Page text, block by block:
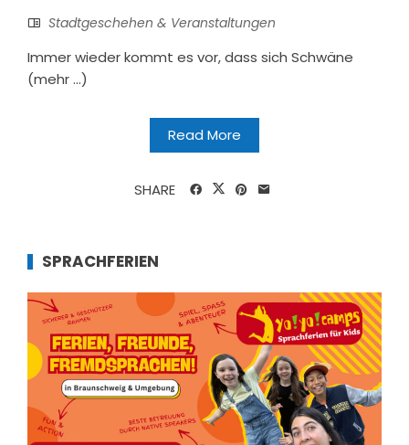
Stadtgeschehen & Veranstaltungen
Immer wieder kommt es vor, dass sich Schwäne
(mehr …)
Read More
SHARE
SPRACHFERIEN